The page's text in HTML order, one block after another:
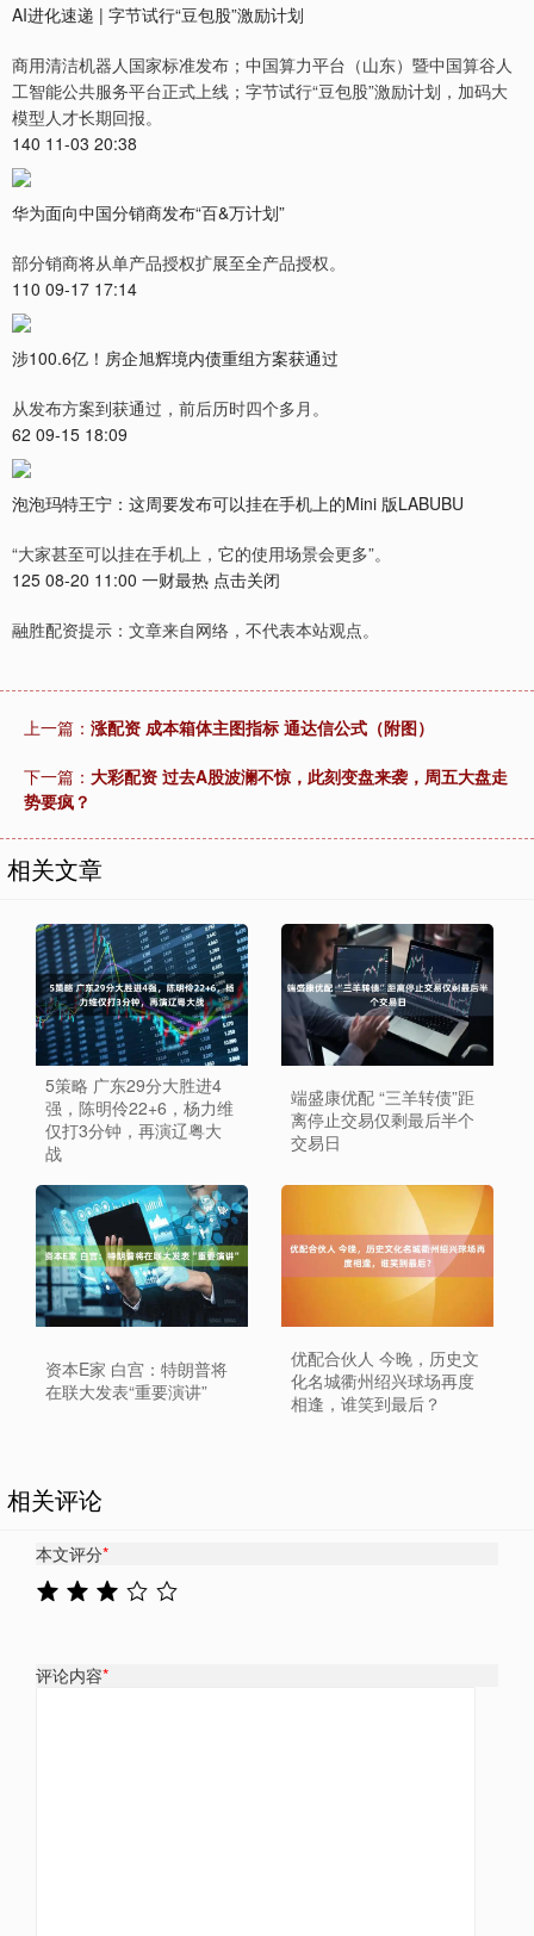
AI进化速递 | 字节试行“豆包股”激励计划
商用清洁机器人国家标准发布；中国算力平台（山东）暨中国算谷人
工智能公共服务平台正式上线；字节试行“豆包股”激励计划，加码大
模型人才长期回报。
140 11-03 20:38
华为面向中国分销商发布“百&万计划”
部分销商将从单产品授权扩展至全产品授权。
110 09-17 17:14
涉100.6亿！房企旭辉境内债重组方案获通过
从发布方案到获通过，前后历时四个多月。
62 09-15 18:09
泡泡玛特王宁：这周要发布可以挂在手机上的Mini 版LABUBU
“大家甚至可以挂在手机上，它的使用场景会更多”。
125 08-20 11:00 一财最热 点击关闭
融胜配资提示：文章来自网络，不代表本站观点。
上一篇： 涨配资 成本箱体主图指标 通达信公式（附图）
下一篇： 大彩配资 过去A股波澜不惊，此刻变盘来袭，周五大盘走
势要疯？
相关文章
5策略 广东29分大胜进4
强，陈明伶22+6，杨力维
仅打3分钟，再演辽粤大
战
端盛康优配 “三羊转债”距
离停止交易仅剩最后半个
交易日
资本E家 白宫：特朗普将
在联大发表“重要演讲”
优配合伙人 今晚，历史文
化名城衢州绍兴球场再度
相逢，谁笑到最后？
相关评论
本文评分*
评论内容*